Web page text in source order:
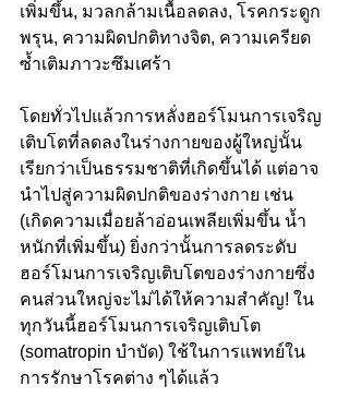
เพิ่มขึ้น, มวลกล้ามเนื้อลดลง, โรคกระดูก
พรุน, ความผิดปกติทางจิต, ความเครียด
ซ้ำเติมภาวะซึมเศร้า
โดยทั่วไปแล้วการหลั่งฮอร์โมนการเจริญ
เติบโตที่ลดลงในร่างกายของผู้ใหญ่นั้น
เรียกว่าเป็นธรรมชาติที่เกิดขึ้นได้ แต่อาจ
นำไปสู่ความผิดปกติของร่างกาย เช่น
(เกิดความเมื่อยล้าอ่อนเพลียเพิ่มขึ้น น้ำ
หนักที่เพิ่มขึ้น) ยิ่งกว่านั้นการลดระดับ
ฮอร์โมนการเจริญเติบโตของร่างกายซึ่ง
คนส่วนใหญ่จะไม่ได้ให้ความสำคัญ! ใน
ทุกวันนี้ฮอร์โมนการเจริญเติบโต
(somatropin บำบัด) ใช้ในการแพทย์ใน
การรักษาโรคต่าง ๆได้แล้ว